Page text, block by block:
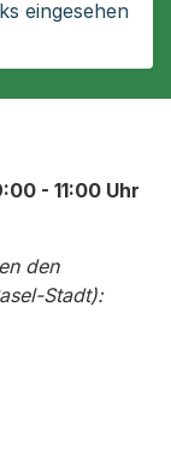
eingesehen
- 11:00 Uhr
den
Stadt):